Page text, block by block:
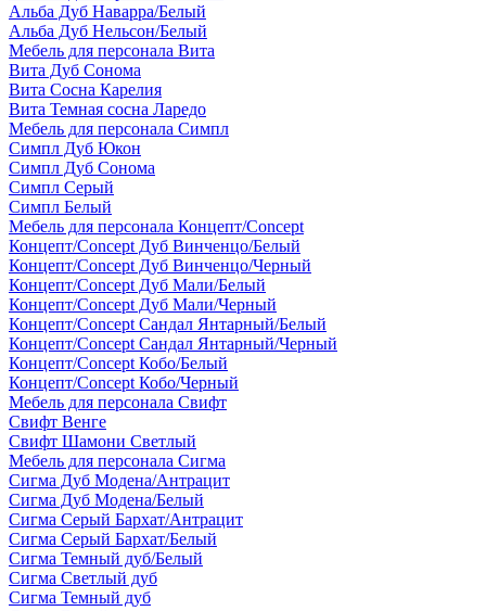
Альба Дуб Наварра/Белый
Альба Дуб Нельсон/Белый
Мебель для персонала Вита
Вита Дуб Сонома
Вита Сосна Карелия
Вита Темная сосна Ларедо
Мебель для персонала Симпл
Симпл Дуб Юкон
Симпл Дуб Сонома
Симпл Серый
Симпл Белый
Мебель для персонала Концепт/Concept
Концепт/Concept Дуб Винченцо/Белый
Концепт/Concept Дуб Винченцо/Черный
Концепт/Concept Дуб Мали/Белый
Концепт/Concept Дуб Мали/Черный
Концепт/Concept Сандал Янтарный/Белый
Концепт/Concept Сандал Янтарный/Черный
Концепт/Concept Кобо/Белый
Концепт/Concept Кобо/Черный
Мебель для персонала Свифт
Свифт Венге
Свифт Шамони Светлый
Мебель для персонала Сигма
Сигма Дуб Модена/Антрацит
Сигма Дуб Модена/Белый
Сигма Серый Бархат/Антрацит
Сигма Серый Бархат/Белый
Сигма Темный дуб/Белый
Сигма Светлый дуб
Сигма Темный дуб